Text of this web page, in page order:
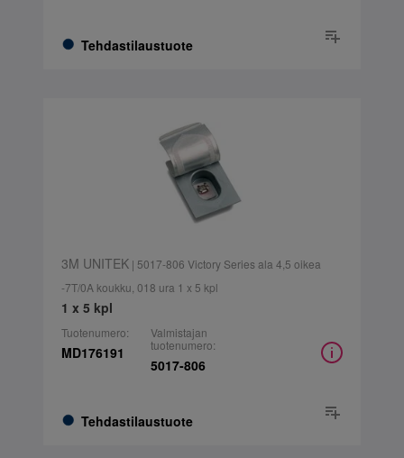
Tehdastilaustuote
3M UNITEK| 5017-806 Victory Series ala 4,5 oikea
-7T/0A koukku, 018 ura 1 x 5 kpl
1 x 5 kpl
Tuotenumero:
MD176191
Tehdastilaustuote
Valmistajan
tuotenumero:
5017-806